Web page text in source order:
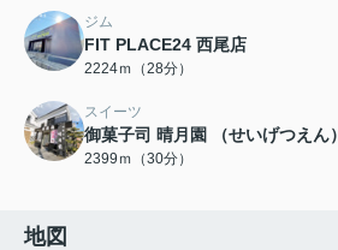
ジム
FIT PLACE24 西尾店
2224ｍ（28分）
スイーツ
御菓子司 晴月園 （せいげつえん）
2399ｍ（30分）
地図